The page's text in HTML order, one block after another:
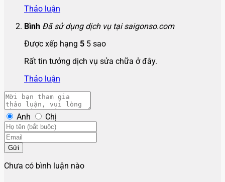
Thảo luận
Bình Đã sử dụng dịch vụ tại saigonso.com
Được xếp hạng 5 5 sao
Rất tin tưởng dịch vụ sửa chữa ở đây.
Thảo luận
Anh Chị
Gửi
Chưa có bình luận nào